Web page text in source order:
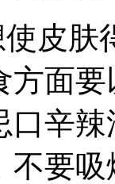
皮肤
方面
口辛
不要